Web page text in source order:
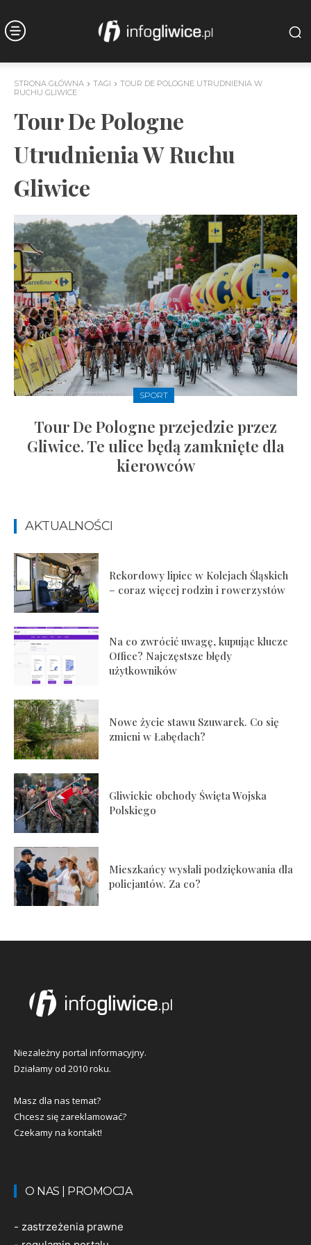
STRONA GŁÓWNA TAGI
TOUR DE POLOGNE UTRUDNIENIA W
RUCHU GLIWICE
Tour De Pologne
Utrudnienia W Ruchu
Gliwice
SPORT
Tour De Pologne przejedzie przez
Gliwice. Te ulice będą zamknięte dla
kierowców
AKTUALNOŚCI
Rekordowy lipiec w Kolejach Śląskich
– coraz więcej rodzin i rowerzystów
Na co zwrócić uwagę, kupując klucze
Office? Najczęstsze błędy
użytkowników
Nowe życie stawu Szuwarek. Co się
zmieni w Łabędach?
Gliwickie obchody Święta Wojska
Polskiego
Mieszkańcy wysłali podziękowania dla
policjantów. Za co?
Niezależny portal informacyjny.
Działamy od 2010 roku.
Masz dla nas temat?
Chcesz się zareklamować?
Czekamy na kontakt!
O NAS | PROMOCJA
- zastrzeżenia prawne